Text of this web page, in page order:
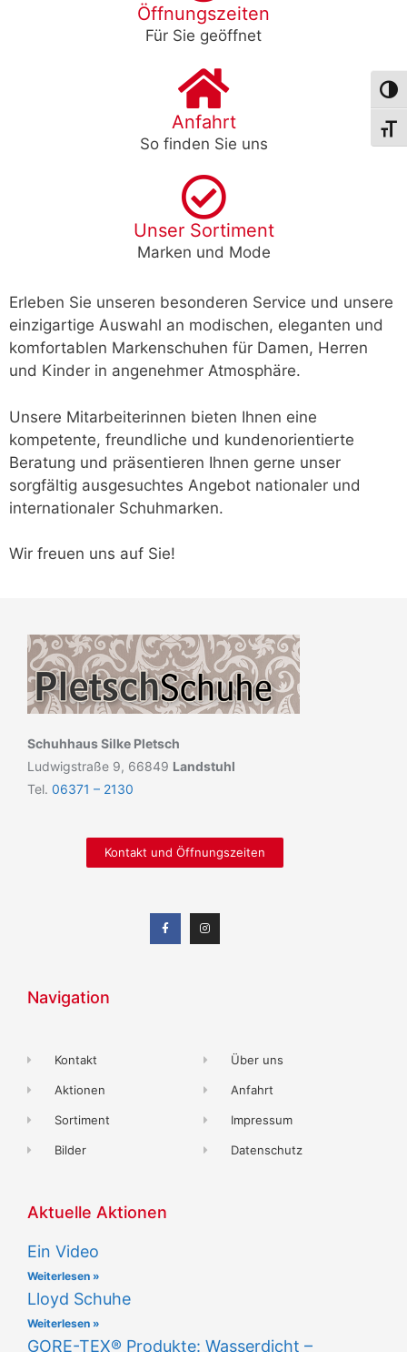
Öffnungszeiten
Für Sie geöffnet
Anfahrt
So finden Sie uns
Unser Sortiment
Marken und Mode
Erleben Sie unseren besonderen Service und unsere
einzigartige Auswahl an modischen, eleganten und
komfortablen Markenschuhen für Damen, Herren
und Kinder in angenehmer Atmosphäre.
Unsere Mitarbeiterinnen bieten Ihnen eine
kompetente, freundliche und kundenorientierte
Beratung und präsentieren Ihnen gerne unser
sorgfältig ausgesuchtes Angebot nationaler und
internationaler Schuhmarken.
Wir freuen uns auf Sie!
Schuhhaus Silke Pletsch
Ludwigstraße 9, 66849 Landstuhl
Tel. 06371 – 2130
Kontakt und Öffnungszeiten
Navigation
Kontakt
Aktionen
Sortiment
Bilder
Über uns
Anfahrt
Impressum
Datenschutz
Aktuelle Aktionen
Ein Video
Weiterlesen »
Lloyd Schuhe
Weiterlesen »
GORE-TEX® Produkte: Wasserdicht –